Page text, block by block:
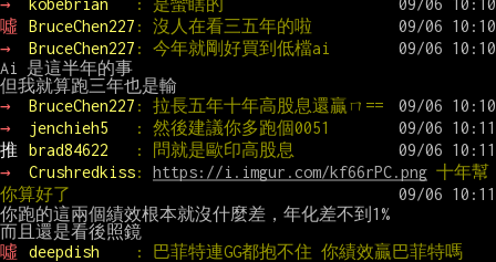
→
kobebrian
: 是蠻瞎的
噓
BruceChen227 : 沒人在看三五年的啦
→
BruceChen227 : 今年就剛好買到低檔ai
Ai 是這半年的事
→
BruceChen227 : 拉長五年十年高股息還贏ㄇ==
→
jenchieh5
: 然後建議你多跑個0051
推
brad84622
: 問就是歐印高股息
→
Crushredkiss: https://i.imgur.com/kf66rPC.png 十年幫
你算好了
你跑的這兩個績效根本就沒什麼差，年化差不到1%
噓
deepdish : 巴菲特連GG都抱不住 你績效贏巴菲特嗎